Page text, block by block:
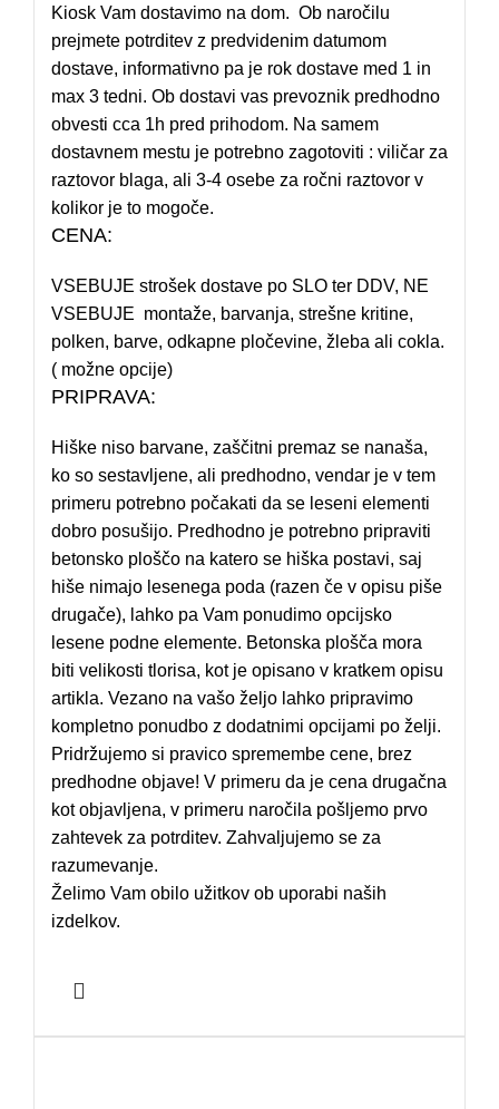
Kiosk Vam dostavimo na dom. Ob naročilu
prejmete potrditev z predvidenim datumom
dostave, informativno pa je rok dostave med 1 in
max 3 tedni. Ob dostavi vas prevoznik predhodno
obvesti cca 1h pred prihodom. Na samem
dostavnem mestu je potrebno zagotoviti : viličar za
raztovor blaga, ali 3-4 osebe za ročni raztovor v
kolikor je to mogoče.
CENA:
VSEBUJE strošek dostave po SLO ter DDV, NE
VSEBUJE montaže, barvanja, strešne kritine,
polken, barve, odkapne pločevine, žleba ali cokla.
( možne opcije)
PRIPRAVA:
Hiške niso barvane, zaščitni premaz se nanaša,
ko so sestavljene, ali predhodno, vendar je v tem
primeru potrebno počakati da se leseni elementi
dobro posušijo. Predhodno je potrebno pripraviti
betonsko ploščo na katero se hiška postavi, saj
hiše nimajo lesenega poda (razen če v opisu piše
drugače), lahko pa Vam ponudimo opcijsko
lesene podne elemente. Betonska plošča mora
biti velikosti tlorisa, kot je opisano v kratkem opisu
artikla. Vezano na vašo željo lahko pripravimo
kompletno ponudbo z dodatnimi opcijami po želji.
Pridržujemo si pravico spremembe cene, brez
predhodne objave! V primeru da je cena drugačna
kot objavljena, v primeru naročila pošljemo prvo
zahtevek za potrditev. Zahvaljujemo se za
razumevanje.
Želimo Vam obilo užitkov ob uporabi naših
izdelkov.